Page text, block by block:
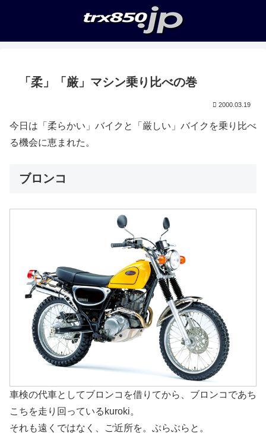
「柔」「厳」マシン乗り比べの巻
2000.03.19
今日は「柔らかい」バイクと「厳しい」バイクを乗り比べ
る機会に恵まれた。
ブロンコ
車検の代車としてブロンコを借りてから、ブロンコであち
こちを走り回っているkuroki。
それも遠くではなく、ご近所を。ぶらぶらと。